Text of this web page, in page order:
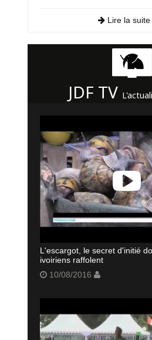
Lire la suite
JDF TV
L'escargot, le secret d'initié
ivoiriens raffolent
10/08/2016